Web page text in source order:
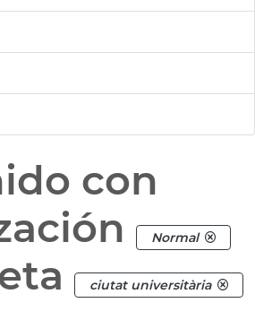
con
Normal
ciutat universitària